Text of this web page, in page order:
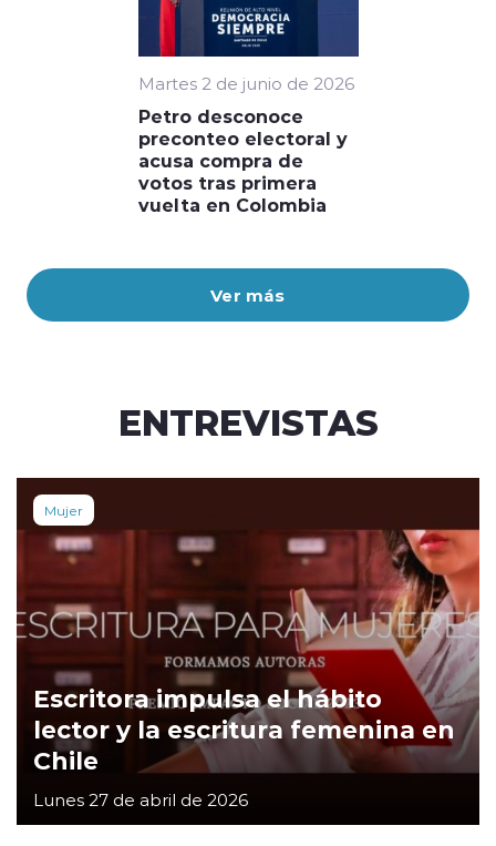
Ver más
Martes 2 de junio de 2026
Petro desconoce
preconteo electoral y
acusa compra de
votos tras primera
vuelta en Colombia
ENTREVISTAS
Mujer
Escritora impulsa el hábito
lector y la escritura femenina en
Chile
Lunes 27 de abril de 2026